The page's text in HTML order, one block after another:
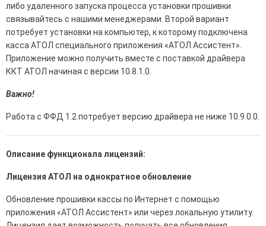
либо удаленного запуска процесса установки прошивки
связывайтесь с нашими менеджерами. Второй вариант
потребует установки на компьютер, к которому подключена
касса АТОЛ специального приложения «АТОЛ Ассистент».
Приложение можно получить вместе с поставкой драйвера
ККТ АТОЛ начиная с версии 10.8.1.0.
Важно!
Работа с ФФД 1.2 потребует версию драйвера не ниже 10.9.0.0.
Описание функционала лицензий:
Лицензия АТОЛ на однократное обновление
Обновление прошивки кассы по Интернет с помощью
приложения «АТОЛ Ассистент» или через локальную утилиту.